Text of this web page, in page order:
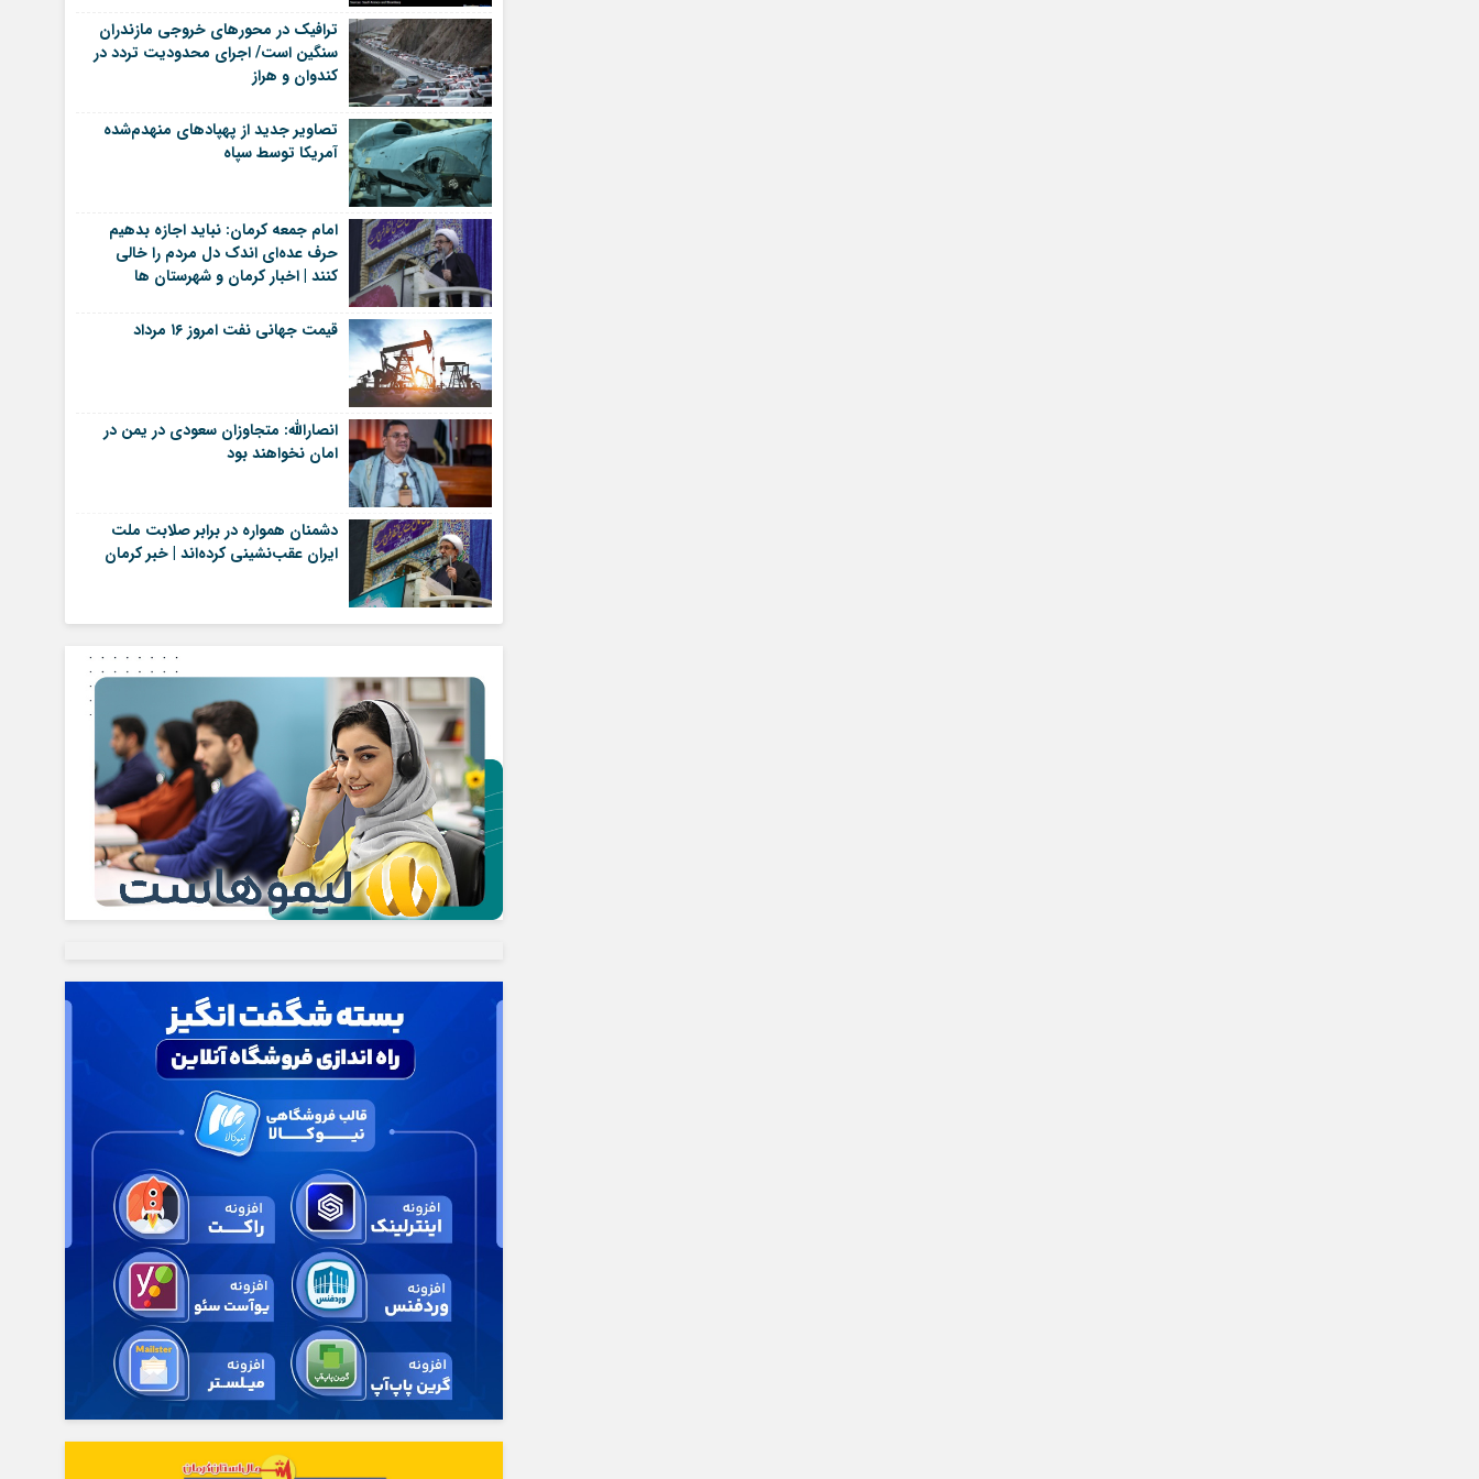
ترافیک در محورهای خروجی مازندران
سنگین است/ اجرای محدودیت تردد در
کندوان و هراز
تصاویر جدید از پهپاد‌های منهدم‌شده
آمریکا توسط سپاه
امام جمعه کرمان: نباید اجازه بدهیم
حرف عده‌ای اندک دل مردم را خالی
کنند | اخبار کرمان و شهرستان ها
قیمت جهانی نفت امروز ۱۶ مرداد
انصارالله: متجاوزان سعودی در یمن در
امان نخواهند بود
دشمنان همواره در برابر صلابت ملت
ایران عقب‌نشینی کرده‌اند | خبر کرمان